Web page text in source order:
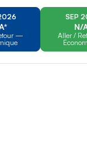
—
SEP
N/
Aller /